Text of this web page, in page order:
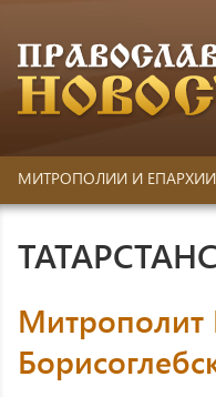
МИТРОПОЛИИ И
Митрополит